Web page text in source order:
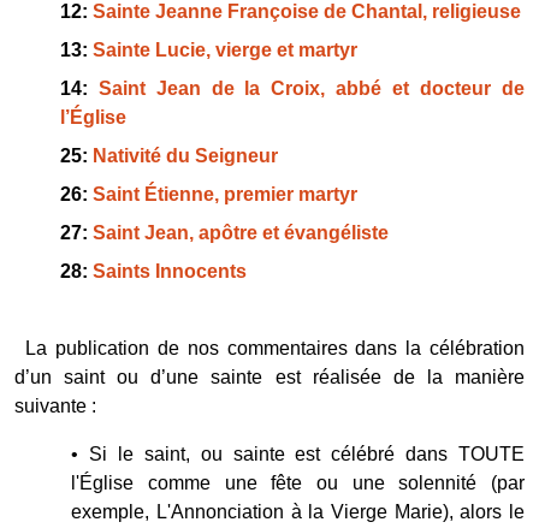
12: Sainte Jeanne Françoise de Chantal, religieuse
13: Sainte Lucie, vierge et martyr
14: Saint Jean de la Croix, abbé et docteur de
l’Église
25: Nativité du Seigneur
26: Saint Étienne, premier martyr
27: Saint Jean, apôtre et évangéliste
28: Saints Innocents
La publication de nos commentaires dans la célébration
d’un saint ou d’une sainte est réalisée de la manière
suivante :
• Si le saint, ou sainte est célébré dans TOUTE
l'Église comme une fête ou une solennité (par
exemple, L'Annonciation à la Vierge Marie), alors le